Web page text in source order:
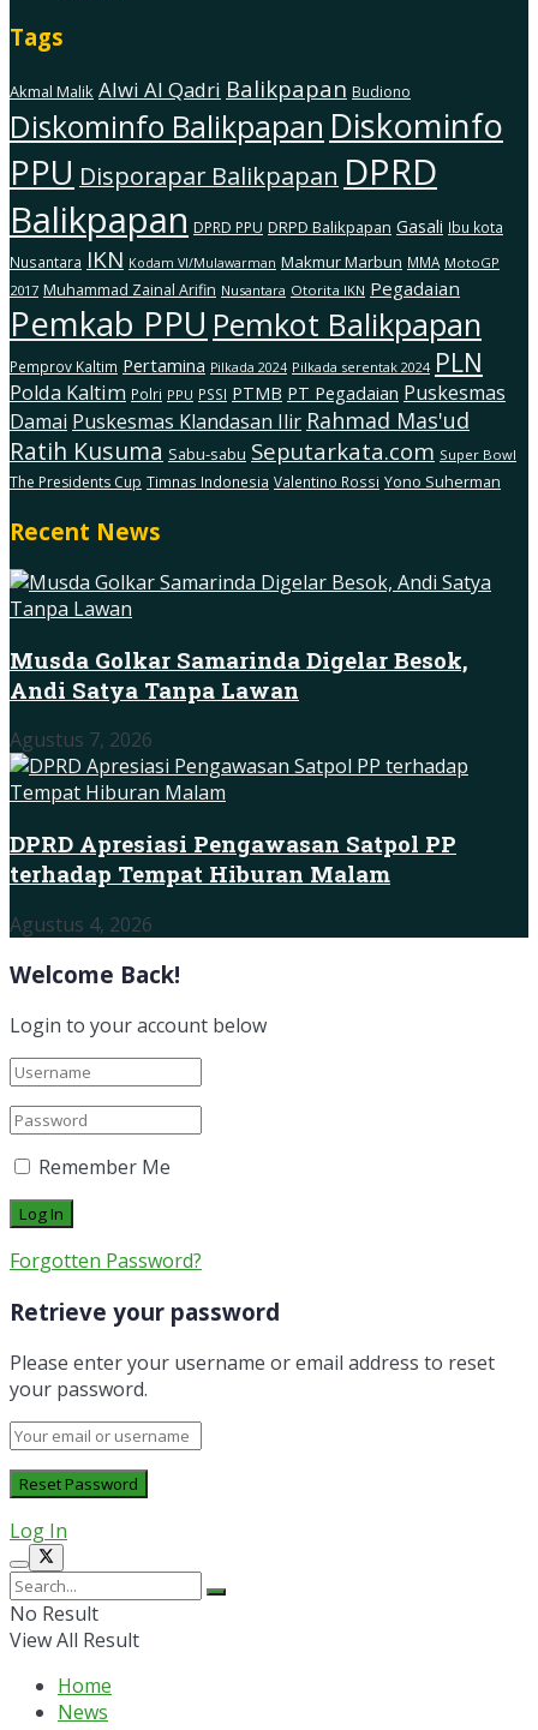
Tags
Akmal Malik Alwi Al Qadri Balikpapan Budiono
Diskominfo Balikpapan Diskominfo
PPU Disporapar Balikpapan DPRD
Balikpapan DPRD PPU DRPD Balikpapan Gasali Ibu kota
Nusantara IKN Kodam Vl/Mulawarman Makmur Marbun MMA MotoGP
2017 Muhammad Zainal Arifin Nusantara Otorita IKN Pegadaian
Pemkab PPU Pemkot Balikpapan
Pemprov Kaltim Pertamina Pilkada 2024 Pilkada serentak 2024 PLN
Polda Kaltim Polri PPU PSSI PTMB PT Pegadaian Puskesmas
Damai Puskesmas Klandasan Ilir Rahmad Mas'ud
Ratih Kusuma Sabu-sabu Seputarkata.com Super Bowl
The Presidents Cup Timnas Indonesia Valentino Rossi Yono Suherman
Recent News
Musda Golkar Samarinda Digelar Besok,
Andi Satya Tanpa Lawan
Agustus 7, 2026
DPRD Apresiasi Pengawasan Satpol PP
terhadap Tempat Hiburan Malam
Agustus 4, 2026
Welcome Back!
Login to your account below
Remember Me
Forgotten Password?
Retrieve your password
Please enter your username or email address to reset
your password.
Log In
No Result
View All Result
Home
News